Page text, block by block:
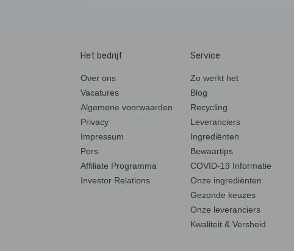
Het bedrijf
Over ons
Vacatures
Algemene voorwaarden
Privacy
Impressum
Pers
Affiliate Programma
Investor Relations
Service
Zo werkt het
Blog
Recycling
Leveranciers
Ingrediënten
Bewaartips
COVID-19 Informatie
Onze ingrediënten
Gezonde keuzes
Onze leveranciers
Kwaliteit & Versheid